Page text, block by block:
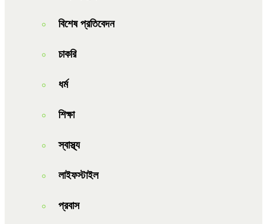
বিশেষ প্রতিবেদন
চাকরি
ধর্ম
শিক্ষা
স্বাস্থ্য
লাইফস্টাইল
প্রবাস